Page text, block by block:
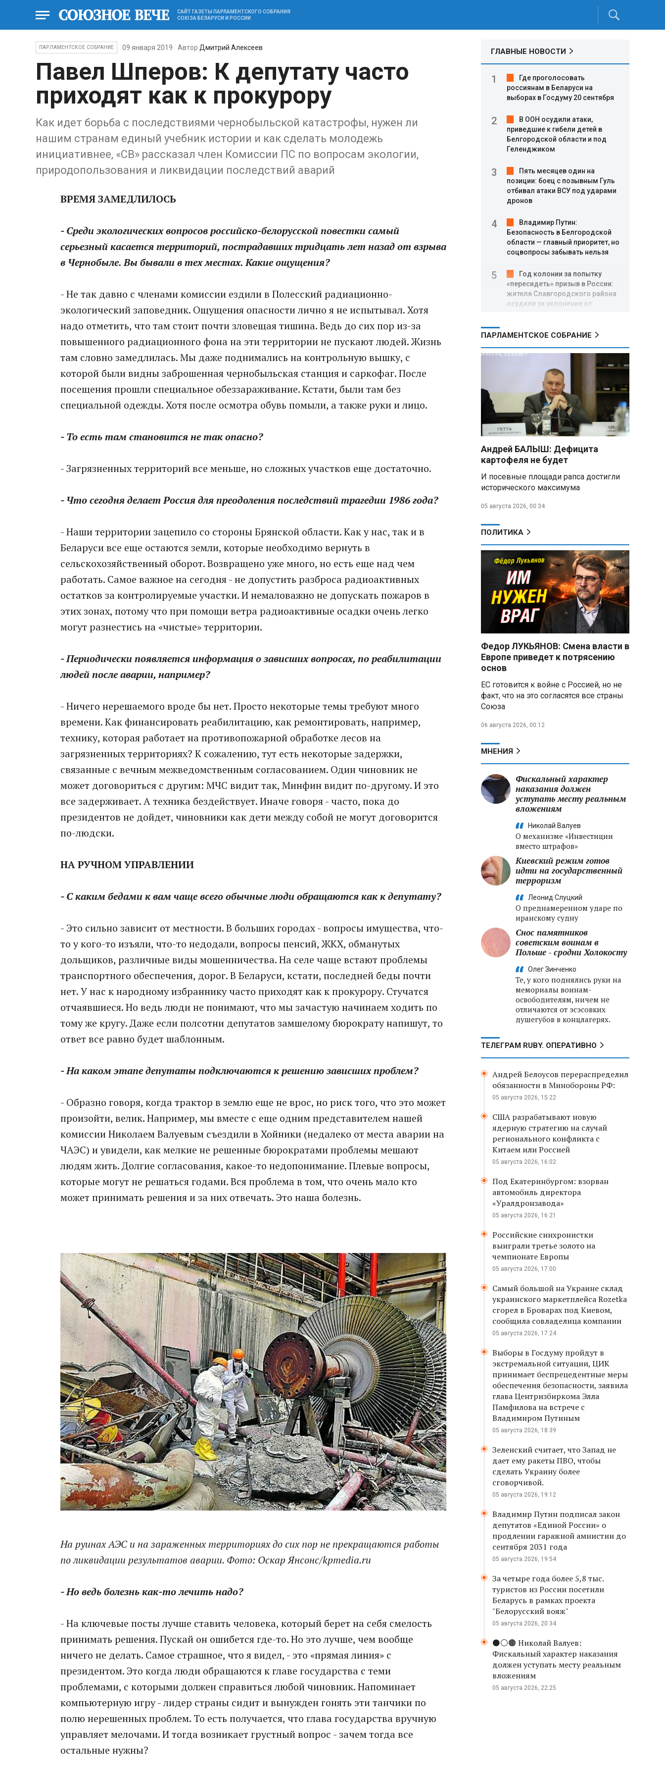
САЙТ ГАЗЕТЫ ПАРЛАМЕНТСКОГО СОБРАНИЯ
СОЮЗА БЕЛАРУСИ И РОССИИ
ПАРЛАМЕНТСКОЕ СОБРАНИЕ 09 января 2019 Автор Дмитрий Алексеев
Павел Шперов: К депутату часто
приходят как к прокурору
Как идет борьба с последствиями чернобыльской катастрофы, нужен ли
нашим странам единый учебник истории и как сделать молодежь
инициативнее, «СВ» рассказал член Комиссии ПС по вопросам экологии,
природопользования и ликвидации последствий аварий
ВРЕМЯ ЗАМЕДЛИЛОСЬ
- Среди экологических вопросов российско-белорусской повестки самый
серьезный касается территорий, пострадавших тридцать лет назад от взрыва
в Чернобыле. Вы бывали в тех местах. Какие ощущения?
- Не так давно с членами комиссии ездили в Полесский радиационно-
экологический заповедник. Ощущения опасности лично я не испытывал. Хотя
надо отметить, что там стоит почти зловещая тишина. Ведь до сих пор из-за
повышенного радиационного фона на эти территории не пускают людей. Жизнь
там словно замедлилась. Мы даже поднимались на контрольную вышку, с
которой были видны заброшенная чернобыльская станция и саркофаг. После
посещения прошли специальное обеззараживание. Кстати, были там без
специальной одежды. Хотя после осмотра обувь помыли, а также руки и лицо.
- То есть там становится не так опасно?
- Загрязненных территорий все меньше, но сложных участков еще достаточно.
- Что сегодня делает Россия для преодоления последствий трагедии 1986 года?
- Наши территории зацепило со стороны Брянской области. Как у нас, так и в
Беларуси все еще остаются земли, которые необходимо вернуть в
сельскохозяйственный оборот. Возвращено уже много, но есть еще над чем
работать. Самое важное на сегодня - не допустить разброса радиоактивных
остатков за контролируемые участки. И немаловажно не допускать пожаров в
этих зонах, потому что при помощи ветра радиоактивные осадки очень легко
могут разнестись на «чистые» территории.
- Периодически появляется информация о зависших вопросах, по реабилитации
людей после аварии, например?
- Ничего нерешаемого вроде бы нет. Просто некоторые темы требуют много
времени. Как финансировать реабилитацию, как ремонтировать, например,
технику, которая работает на противопожарной обработке лесов на
загрязненных территориях? К сожалению, тут есть некоторые задержки,
связанные с вечным межведомственным согласованием. Один чиновник не
может договориться с другим: МЧС видит так, Минфин видит по-другому. И это
все задерживает. А техника бездействует. Иначе говоря - часто, пока до
президентов не дойдет, чиновники как дети между собой не могут договорится
по-людски.
НА РУЧНОМ УПРАВЛЕНИИ
- С каким бедами к вам чаще всего обычные люди обращаются как к депутату?
- Это сильно зависит от местности. В больших городах - вопросы имущества, что-
то у кого-то изъяли, что-то недодали, вопросы пенсий, ЖКХ, обманутых
дольщиков, различные виды мошенничества. На селе чаще встают проблемы
транспортного обеспечения, дорог. В Беларуси, кстати, последней беды почти
нет. У нас к народному избраннику часто приходят как к прокурору. Стучатся
отчаявшиеся. Но ведь люди не понимают, что мы зачастую начинаем ходить по
тому же кругу. Даже если полсотни депутатов замшелому бюрократу напишут, то
ответ все равно будет шаблонным.
- На каком этапе депутаты подключаются к решению зависших проблем?
- Образно говоря, когда трактор в землю еще не врос, но риск того, что это может
произойти, велик. Например, мы вместе с еще одним представителем нашей
комиссии Николаем Валуевым съездили в Хойники (недалеко от места аварии на
ЧАЭС) и увидели, как мелкие не решенные бюрократами проблемы мешают
людям жить. Долгие согласования, какое-то недопонимание. Плевые вопросы,
которые могут не решаться годами. Вся проблема в том, что очень мало кто
может принимать решения и за них отвечать. Это наша болезнь.
На руинах АЭС и на зараженных территориях до сих пор не прекращаются работы
по ликвидации результатов аварии. Фото: Оскар Янсонс/kpmedia.ru
- Но ведь болезнь как-то лечить надо?
- На ключевые посты лучше ставить человека, который берет на себя смелость
принимать решения. Пускай он ошибется где-то. Но это лучше, чем вообще
ничего не делать. Самое страшное, что я видел, - это «прямая линия» с
президентом. Это когда люди обращаются к главе государства с теми
проблемами, с которыми должен справиться любой чиновник. Напоминает
компьютерную игру - лидер страны сидит и вынужден гонять эти танчики по
полю нерешенных проблем. То есть получается, что глава государства вручную
управляет мелочами. И тогда возникает грустный вопрос - зачем тогда все
остальные нужны?
ГЛАВНЫЕ НОВОСТИ
Где проголосовать
россиянам в Беларуси на
выборах в Госдуму 20 сентября
В ООН осудили атаки,
приведшие к гибели детей в
Белгородской области и под
Геленджиком
Пять месяцев один на
позиции: боец с позывным Гуль
отбивал атаки ВСУ под ударами
дронов
Владимир Путин:
Безопасность в Белгородской
области — главный приоритет, но
соцвопросы забывать нельзя
Год колонии за попытку
«пересидеть» призыв в России:
жителя Славгородского района
осудили за уклонение от
В Свердловской области
производителя дронов «Упырь»
Российские пловцы
выиграли все золотые медали
первого дня Кубка мира по
зимнему плаванию
Александр Новак:
Независимые АЗС начнут
снабжать топливом через
региональных операторов
Беларусь и Россия
усиливают сотрудничество по
развития
Минобороны РФ:
Рыжевка
Строительство крупнейшего
логцентра Wildberries в
Беларуси идет с опережением
графика
Вячеслав Володин:
Противодействие
мошенничеству и миграционная
политика — приоритеты работы
Госдумы
Владимир Путин запросил у
военного командования оценки
крупные кадровые
Минобороны РФ: новые
военно-строительные
подразделения будут возводить
стране
ПАРЛАМЕНТСКОЕ СОБРАНИЕ
Андрей БАЛЫШ: Дефицита
картофеля не будет
И посевные площади рапса достигли
исторического максимума
05 августа 2026, 00:34
ПОЛИТИКА
Федор ЛУКЬЯНОВ: Смена власти в
Европе приведет к потрясению
основ
ЕС готовится к войне с Россией, но не
факт, что на это согласятся все страны
Союза
06 августа 2026, 00:12
МНЕНИЯ
Фискальный характер
наказания должен
уступать месту реальным
вложениям
Николай Валуев
О механизме «Инвестиции
вместо штрафов»
Киевский режим готов
идти на государственный
терроризм
Леонид Слуцкий
О преднамеренном ударе по
иранскому судну
Снос памятников
советским воинам в
Польше - сродни Холокосту
Олег Зинченко
Те, у кого поднялись руки на
мемориалы воинам-
освободителям, ничем не
отличаются от эсэсовких
душегубов в концлагерях.
ТЕЛЕГРАМ RUBY. ОПЕРАТИВНО
Андрей Белоусов перераспределил
обязанности в Минобороны РФ:
05 августа 2026, 15:22
США разрабатывают новую
ядерную стратегию на случай
регионального конфликта с
Китаем или Россией
05 августа 2026, 16:02
Под Екатеринбургом: взорван
автомобиль директора
«Уралдронзавода»
05 августа 2026, 16:21
Российские синхронистки
выиграли третье золото на
чемпионате Европы
05 августа 2026, 17:00
Самый большой на Украине склад
украинского маркетплейса Rozetka
сгорел в Броварах под Киевом,
сообщила совладелица компании
05 августа 2026, 17:24
Выборы в Госдуму пройдут в
экстремальной ситуации, ЦИК
принимает беспрецедентные меры
обеспечения безопасности, заявила
глава Центризбиркома Элла
Памфилова на встрече с
Владимиром Путиным
05 августа 2026, 18:39
Зеленский считает, что Запад не
дает ему ракеты ПВО, чтобы
сделать Украину более
сговорчивой.
05 августа 2026, 19:12
Владимир Путин подписал закон
депутатов «Единой России» о
продлении гаражной амнистии до
сентября 2031 года
05 августа 2026, 19:54
За четыре года более 5,8 тыс.
туристов из России посетили
Беларусь в рамках проекта
"Белорусский вояж"
05 августа 2026, 20:34
⚫️⚪️🟤 Николай Валуев:
Фискальный характер наказания
должен уступать месту реальным
вложениям
05 августа 2026, 22:25